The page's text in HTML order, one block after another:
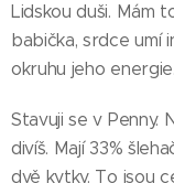
Lidskou duši. Mám
babička, srdce umí
okruhu jeho energie.
Stavuji se v Penny.
divíš. Mají 33%
dvě kytky. To jsou